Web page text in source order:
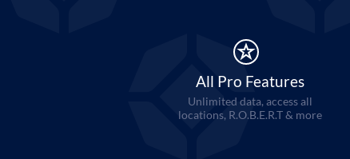
All Pro Features
Unlimited data, access all
locations, R.O.B.E.R.T & more